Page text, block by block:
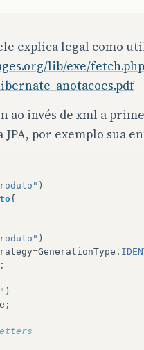
explica legal como
lib/exe/
ao invés de xml a
JPA, por exemplo sua
)
{
)
=GenerationType .
;
)
;